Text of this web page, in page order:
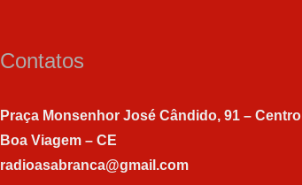
Contatos
Praça Monsenhor José Cândido, 91 – Centro
Boa Viagem – CE
radioasabranca@gmail.com